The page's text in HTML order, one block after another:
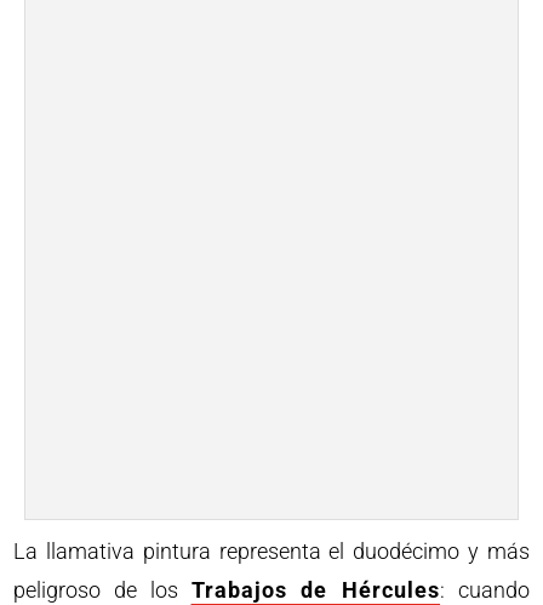
La llamativa pintura representa el duodécimo y más
peligroso de los Trabajos de Hércules: cuando